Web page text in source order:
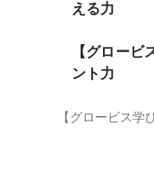
える力
【グロー
ント力